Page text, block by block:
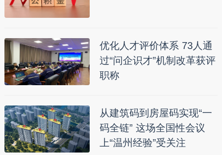
优化人才评价体系 73人通
过“问企识才”机制改革获评
职称
从建筑码到房屋码实现“一
码全链” 这场全国性会议
上“温州经验”受关注